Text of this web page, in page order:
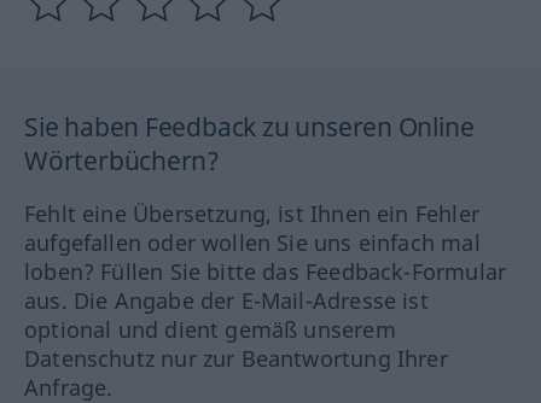
Sie haben Feedback zu unseren Online
Wörterbüchern?
Fehlt eine Übersetzung, ist Ihnen ein Fehler
aufgefallen oder wollen Sie uns einfach mal
loben? Füllen Sie bitte das Feedback-Formular
aus. Die Angabe der E-Mail-Adresse ist
optional und dient gemäß unserem
Datenschutz nur zur Beantwortung Ihrer
Anfrage.